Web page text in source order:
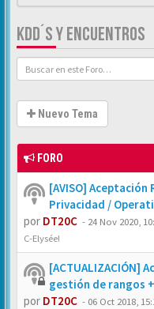
KDD´S Y ENCUENTROS
Nuevo Tema
FORO
[AVISO] Aceptación
Privacidad /
por DT20C - 24 Nov 2020,
C-Elysée!
[ACTUALIZACIÓN]
gestión de rangos
por DT20C - 06 Oct 2018,